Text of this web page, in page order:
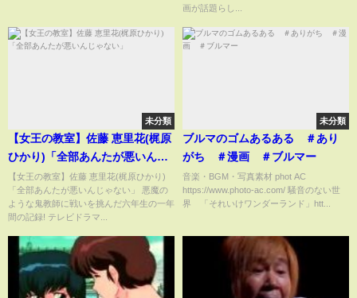
画が話題らし...
未分類
【女王の教室】佐藤 恵里花(梶原
ひかり)「全部あんたが悪いんじ
ゃない」
【女王の教室】佐藤 恵里花(梶原ひかり)
「全部あんたが悪いんじゃない」 悪魔の
ような鬼教師に戦いを挑んだ六年生の一年
間の記録! テレビドラマ...
未分類
ブルマのゴムあるある ＃あり
がち ＃漫画 ＃ブルマー
音楽・BGM・写真素材 phot AC
https://www.photo-ac.com/ 騒音のない世
界 「それいけワンダーランド」htt...